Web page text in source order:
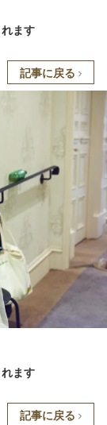
ます
記事に戻る
ます
記事に戻る